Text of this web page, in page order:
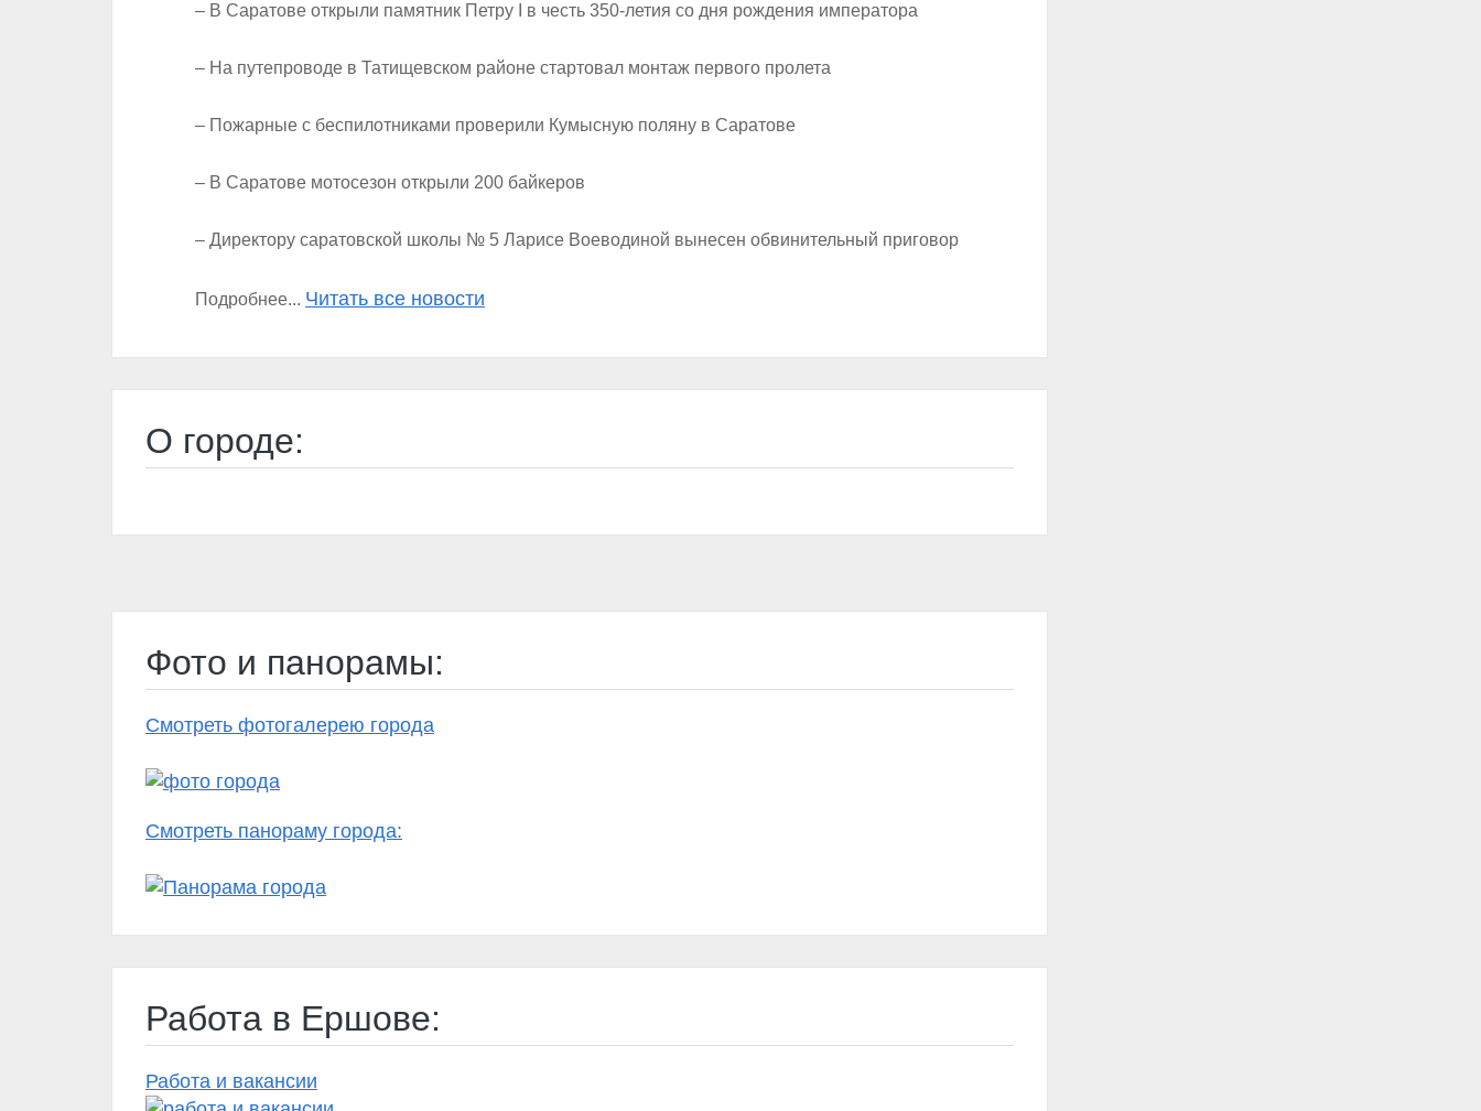
– В Саратове открыли памятник Петру I в честь 350-летия со дня рождения императора
– На путепроводе в Татищевском районе стартовал монтаж первого пролета
– Пожарные с беспилотниками проверили Кумысную поляну в Саратове
– В Саратове мотосезон открыли 200 байкеров
– Директору саратовской школы № 5 Ларисе Воеводиной вынесен обвинительный приговор
Подробнее... Читать все новости
О городе:
Фото и панорамы:
Смотреть фотогалерею города
Смотреть панораму города:
Работа в Ершове:
Работа и вакансии